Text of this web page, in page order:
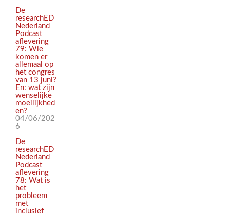
De
researchED
Nederland
Podcast
aflevering
79: Wie
komen er
allemaal op
het congres
van 13 juni?
En: wat zijn
wenselijke
moeilijkhed
en?
04/06/202
6
De
researchED
Nederland
Podcast
aflevering
78: Wat is
het
probleem
met
inclusief